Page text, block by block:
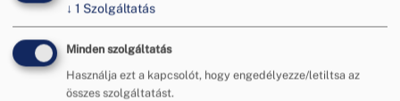
A szakmai továbbképzés a 101146134
azonosítószámú FAIRCOMADR projekt keretében,
az Európai Unió finanszírozásával valósult meg. A
↓ 1 Szolgáltatás
Minden szolgáltatás
Használja ezt a kapcsolót, hogy engedélyezze/letiltsa az
összes szolgáltatást.